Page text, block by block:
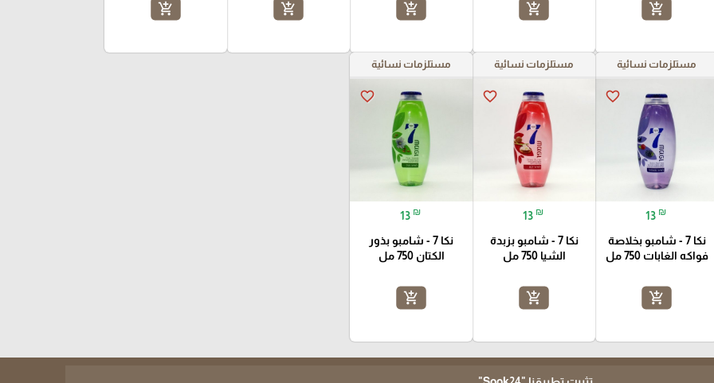
add_shopping_cart
add_shopping_cart
add_shopping_cart
add_shopping_cart
add_shopping_cart
مستلزمات نسائية
favorite_border
13 ₪
نكا 7 - شامبو بخلاصة
فواكه الغابات 750 مل
add_shopping_cart
مستلزمات نسائية
favorite_border
13 ₪
نكا 7 - شامبو بزبدة
الشيا 750 مل
add_shopping_cart
مستلزمات نسائية
favorite_border
13 ₪
نكا 7 - شامبو بذور
الكتان 750 مل
add_shopping_cart